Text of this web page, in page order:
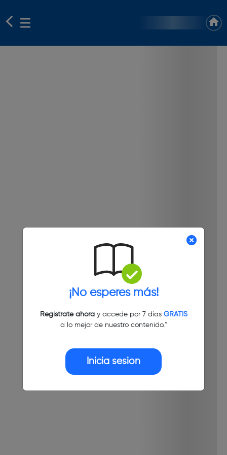
¡No esperes más!
Regístrate ahoray accede por 7 días GRATIS
a lo mejor de nuestro contenido."
Inicia sesión